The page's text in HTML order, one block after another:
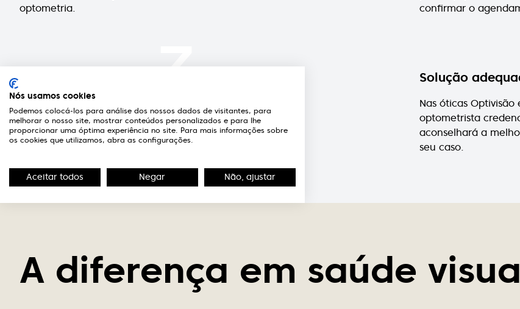
optometria.
confirmar o
devidamente acompanhado por uma
equipa de atendimento e optometria
de excelência.
3 Solução
Nas óticas
optometrista
aconselhará a
seu caso.
A diferença em saúde
Nós usamos cookies
Podemos colocá-los para análise dos nossos dados de visitantes, para
melhorar o nosso site, mostrar conteúdos personalizados e para lhe
proporcionar uma óptima experiência no site. Para mais informações sobre
os cookies que utilizamos, abra as configurações.
Aceitar todos Negar Não, ajustar